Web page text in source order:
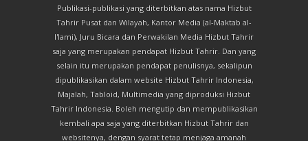
Publikasi-publikasi yang diterbitkan atas nama Hizbut
Tahrir Pusat dan Wilayah, Kantor Media (al-Maktab al-
I'lami), Juru Bicara dan Perwakilan Media Hizbut Tahrir
saja yang merupakan pendapat Hizbut Tahrir. Dan yang
selain itu merupakan pendapat penulisnya, sekalipun
dipublikasikan dalam website Hizbut Tahrir Indonesia,
Majalah, Tabloid, Multimedia yang diproduksi Hizbut
Tahrir Indonesia. Boleh mengutip dan mempublikasikan
kembali apa saja yang diterbitkan Hizbut Tahrir dan
websitenya, dengan syarat tetap menjaga amanah